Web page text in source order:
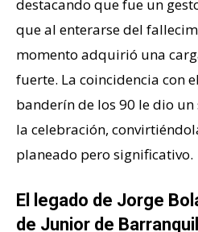
destacando que fue un
que al enterarse del
momento adquirió una
fuerte. La coincidencia con
banderín de los 90 le dio
la celebración,
planeado pero significativo.
El legado de Jorge
de Junior de